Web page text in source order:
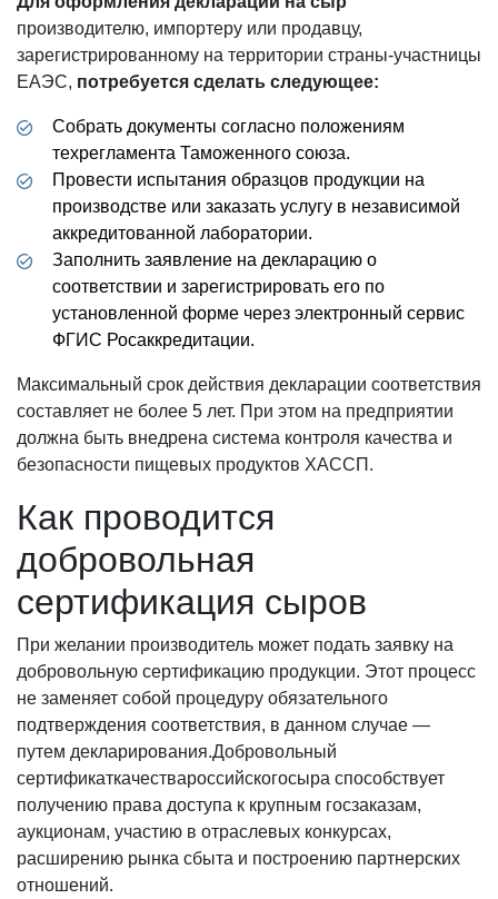
производителю, импортеру или продавцу,
зарегистрированному на территории страны-участницы
ЕАЭС, потребуется сделать следующее:
Собрать документы согласно положениям
техрегламента Таможенного союза.
Провести испытания образцов продукции на
производстве или заказать услугу в независимой
аккредитованной лаборатории.
Заполнить заявление на декларацию о
соответствии и зарегистрировать его по
установленной форме через электронный сервис
ФГИС Росаккредитации.
Максимальный срок действия декларации соответствия
составляет не более 5 лет. При этом на предприятии
должна быть внедрена система контроля качества и
безопасности пищевых продуктов ХАССП.
Как проводится
добровольная
сертификация сыров
При желании производитель может подать заявку на
добровольную сертификацию продукции. Этот процесс
не заменяет собой процедуру обязательного
подтверждения соответствия, в данном случае —
путем декларирования.Добровольный
сертификаткачествароссийскогосыра способствует
получению права доступа к крупным госзаказам,
аукционам, участию в отраслевых конкурсах,
расширению рынка сбыта и построению партнерских
отношений.